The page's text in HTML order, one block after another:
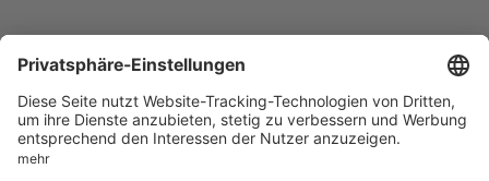
© 1998-2026by GSC Research GmbH
Datenschutz